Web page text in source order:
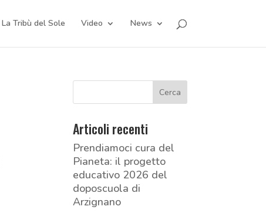
La Tribù del Sole Video News
Articoli recenti
Prendiamoci cura del
Pianeta: il progetto
educativo 2026 del
doposcuola di
Arzignano